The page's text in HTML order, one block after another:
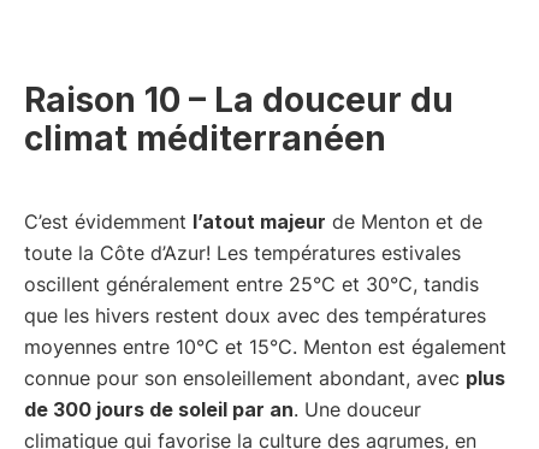
Raison 10 – La douceur du
climat méditerranéen
C’est évidemment l’atout majeur de Menton et de
toute la Côte d’Azur! Les températures estivales
oscillent généralement entre 25°C et 30°C, tandis
que les hivers restent doux avec des températures
moyennes entre 10°C et 15°C. Menton est également
connue pour son ensoleillement abondant, avec plus
de 300 jours de soleil par an. Une douceur
climatique qui favorise la culture des agrumes, en